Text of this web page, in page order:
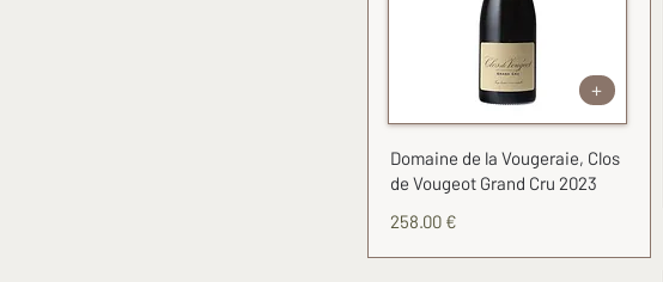
+
Domaine de la Vougeraie, Clos
de Vougeot Grand Cru 2023
258.00 €